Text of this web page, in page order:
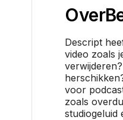
Over
Descript
video zoals
voor
zoals
studiogeluid